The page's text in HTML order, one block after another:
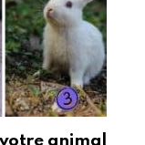
animal